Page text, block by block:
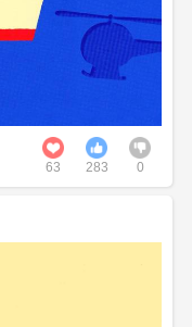
63 283 0